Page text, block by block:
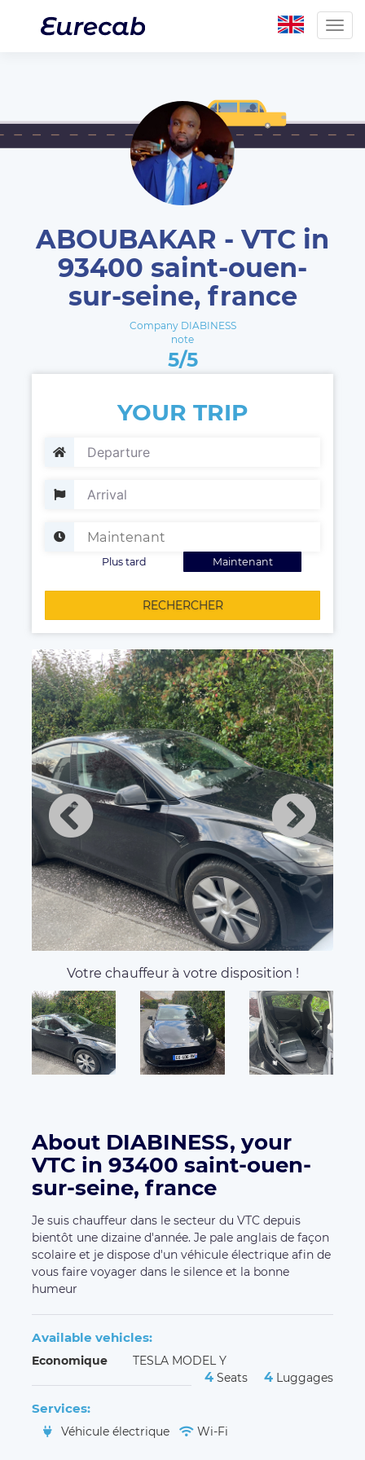
ABOUBAKAR - VTC in
93400 saint-ouen-
sur-seine, france
Company DIABINESS
note
5/5
YOUR TRIP
Maintenant
Plus tard
RECHERCHER
Votre chauffeur à votre disposition !
About DIABINESS, your
VTC in 93400 saint-ouen-
sur-seine, france
Je suis chauffeur dans le secteur du VTC depuis
bientôt une dizaine d'année. Je pale anglais de façon
scolaire et je dispose d'un véhicule électrique afin de
vous faire voyager dans le silence et la bonne
humeur
Available vehicles:
Economique TESLA MODEL Y
4 Seats 4 Luggages
Services:
Véhicule électrique Wi-Fi